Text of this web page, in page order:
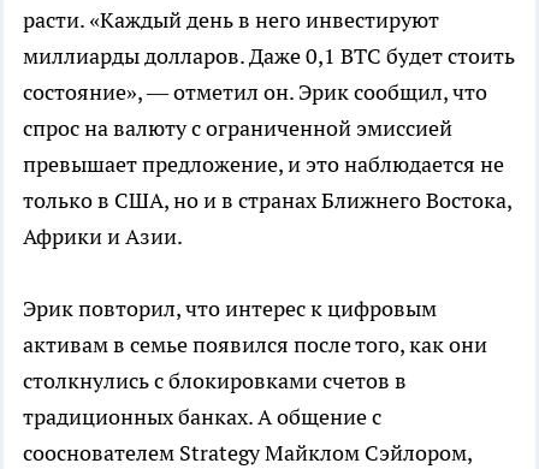
расти. «Каждый день в него инвестируют
миллиарды долларов. Даже 0,1 BTC будет стоить
состояние», — отметил он. Эрик сообщил, что
спрос на валюту с ограниченной эмиссией
превышает предложение, и это наблюдается не
только в США, но и в странах Ближнего Востока,
Африки и Азии.
Эрик повторил, что интерес к цифровым
активам в семье появился после того, как они
столкнулись с блокировками счетов в
традиционных банках. А общение с
сооснователем Strategy Майклом Сэйлором,